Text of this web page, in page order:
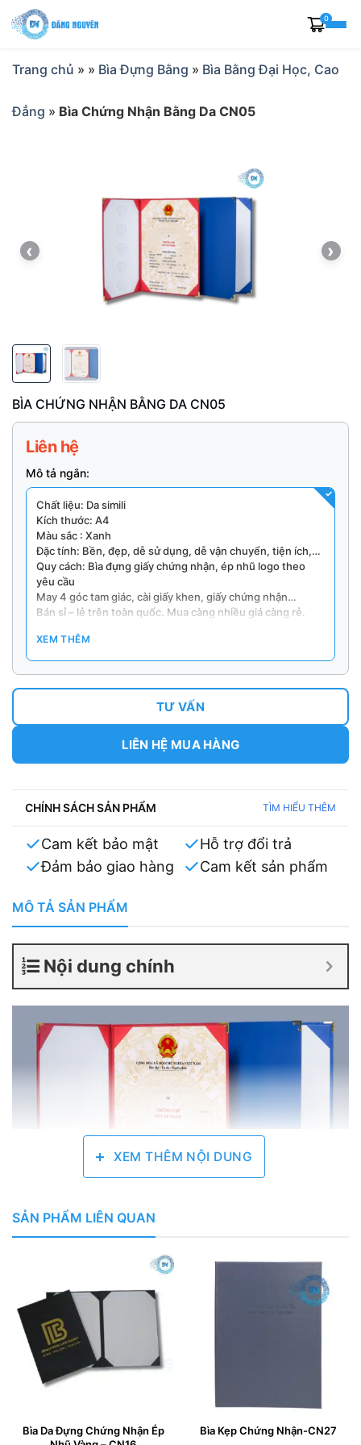
Skip
to
0
Trang chủ » » Bìa Đựng Bằng » Bìa Bằng Đại Học, Cao
Đẳng » Bìa Chứng Nhận Bằng Da CN05
‹ ›
BÌA CHỨNG NHẬN BẰNG DA CN05
Liên hệ
Mô tả ngắn:
Chất liệu: Da simili
Kích thước: A4
Màu sắc : Xanh
Đặc tính: Bền, đẹp, dễ sử dụng, dễ vận chuyển, tiện ích,…
Quy cách: Bìa đựng giấy chứng nhận, ép nhũ logo theo
yêu cầu
May 4 góc tam giác, cài giấy khen, giấy chứng nhận…
Bán sỉ – lẻ trên toàn quốc. Mua càng nhiều giá càng rẻ.
Thời gian làm hàng: 7 – 10 ngày.
XEM THÊM
TƯ VẤN
LIÊN HỆ MUA HÀNG
CHÍNH SÁCH SẢN PHẨM TÌM HIỂU THÊM
Cam kết bảo mật
Hỗ trợ đổi trả
Đảm bảo giao hàng
Cam kết sản phẩm
MÔ TẢ SẢN PHẨM
Nội dung chính
Bìa đựng bằng tốt nghiệp
được sử dụng để bọc bên
ngoài tấm bằng hay các chứng chỉ, giấy chứng nhận,
bằng khen thật… mang lại sự sang trọng, lịch sự và
tôn lên giá trị của tấm bằng. Đây là sản phẩm không
không thể thiếu góp phần mang lại thành công trong
CHẤT LIỆU
XEM THÊM NỘI DUNG
SẢN PHẨM LIÊN QUAN
Bìa Da Đựng Chứng Nhận Ép
Bìa Kẹp Chứng Nhận-CN27